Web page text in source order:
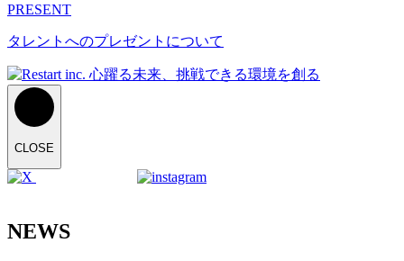
PRESENT
タレントへのプレゼントについて
CLOSE
NEWS